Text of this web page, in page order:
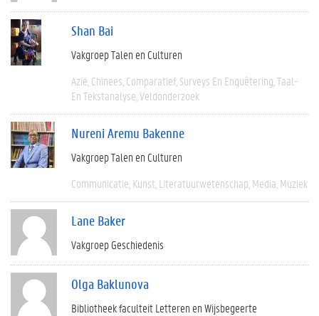
Shan Bai
Vakgroep Talen en Culturen
Azië Chinees Comparatief Surveys En Enquêtering Taal-
En Tekstanalyse Veldonderzoek
Nureni Aremu Bakenne
Vakgroep Talen en Culturen
Communicatie Kunst Literatuurwetenschap Media Muziek
Lane Baker
Vakgroep Geschiedenis
Olga Baklunova
Bibliotheek faculteit Letteren en Wijsbegeerte